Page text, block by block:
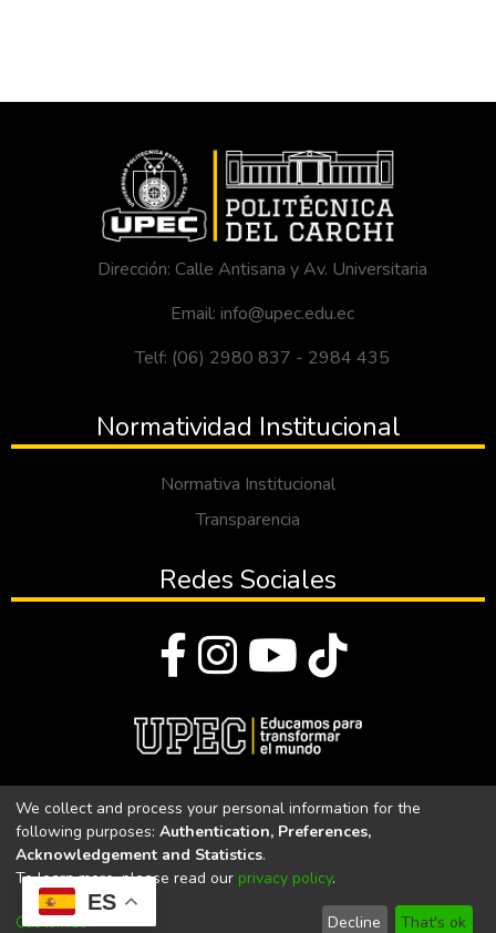
ES
Dirección: Calle Antisana y Av. Universitaria
Email: info@upec.edu.ec
Telf: (06) 2980 837 - 2984 435
Normatividad Institucional
Normativa Institucional
Transparencia
Redes Sociales
Universidad Politécnica Estatal del Carchi
Universidad Politécnica Estatal del Carchi | Acreditada por el
CACES Resolución N°. 160-SE-33-CACES-2020
We collect and process your personal information for the
following purposes: Authentication, Preferences,
Acknowledgement and Statistics.
To learn more, please read our privacy policy.
Customize Decline That's ok